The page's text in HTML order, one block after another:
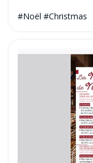
#Noël #Christmas